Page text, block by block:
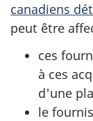
canadiens
peut être
ces
à ces
d'une
le